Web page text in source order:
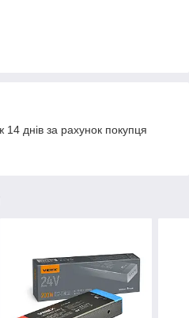
днів за рахунок покупця